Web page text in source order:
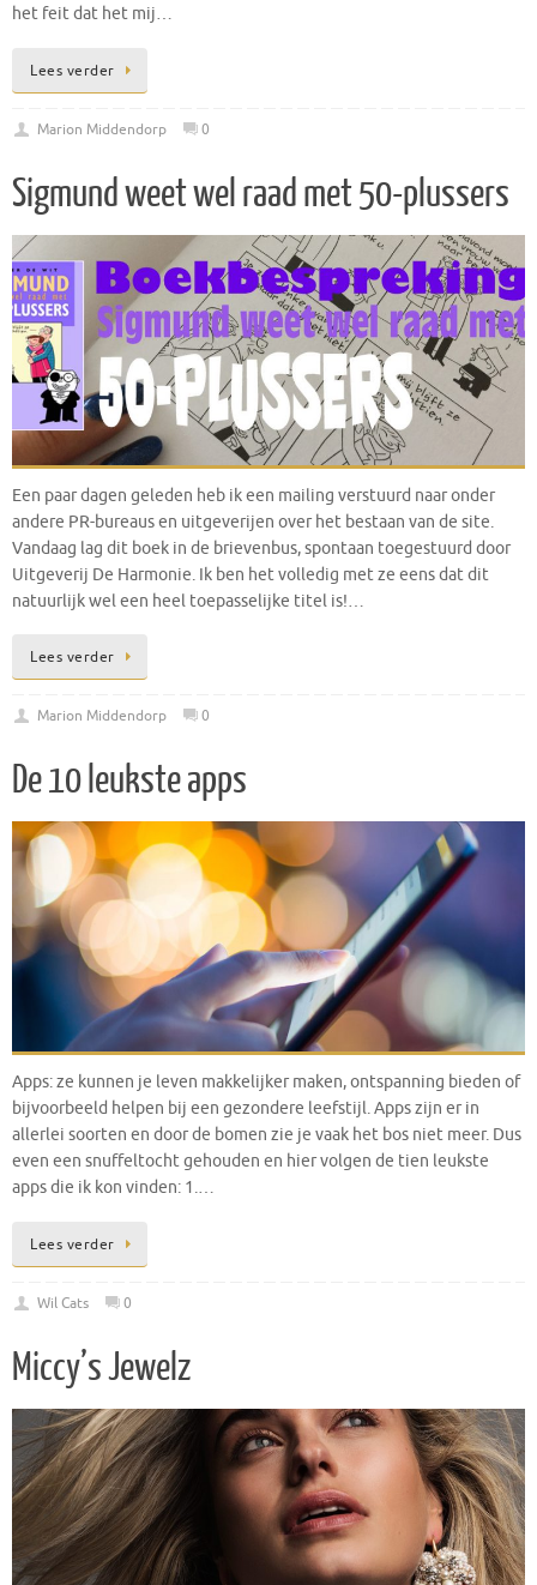
het feit dat het mij…
Lees verder
Marion Middendorp 0
Sigmund weet wel raad met 50-plussers
Een paar dagen geleden heb ik een mailing verstuurd naar onder
andere PR-bureaus en uitgeverijen over het bestaan van de site.
Vandaag lag dit boek in de brievenbus, spontaan toegestuurd door
Uitgeverij De Harmonie. Ik ben het volledig met ze eens dat dit
natuurlijk wel een heel toepasselijke titel is!…
Lees verder
Marion Middendorp 0
De 10 leukste apps
Apps: ze kunnen je leven makkelijker maken, ontspanning bieden of
bijvoorbeeld helpen bij een gezondere leefstijl. Apps zijn er in
allerlei soorten en door de bomen zie je vaak het bos niet meer. Dus
even een snuffeltocht gehouden en hier volgen de tien leukste
apps die ik kon vinden: 1.…
Lees verder
Wil Cats 0
Miccy’s Jewelz